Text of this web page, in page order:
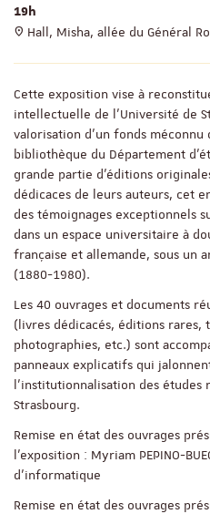
19h
Hall, Misha, allée du Général
Cette exposition vise à
intellectuelle de l’Université de
valorisation d’un fonds
bibliothèque du Département
grande partie d’éditions
dédicaces de leurs auteurs, cet
des témoignages exceptionnels
dans un espace universitaire à
française et allemande, sous un
(1880-1980).
Les 40 ouvrages et documents
(livres dédicacés, éditions rares,
photographies, etc.) sont
panneaux explicatifs qui
l’institutionnalisation des études
Strasbourg.
Remise en état des ouvrages
l’exposition : Myriam PEPINO-
d’informatique
Remise en état des ouvrages